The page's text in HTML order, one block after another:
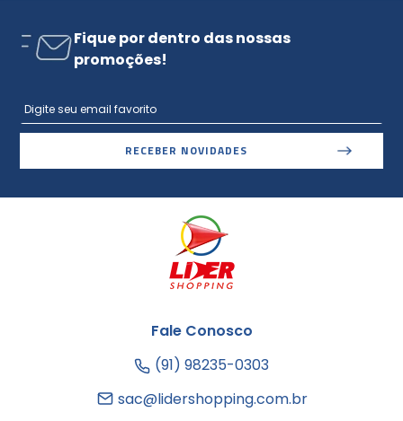
Fique por dentro das nossas
promoções!
RECEBER NOVIDADES
Fale Conosco
(91) 98235-0303
sac@lidershopping.com.br